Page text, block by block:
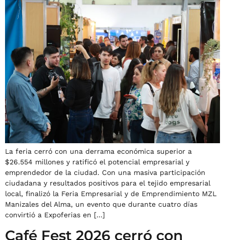
La feria cerró con una derrama económica superior a
$26.554 millones y ratificó el potencial empresarial y
emprendedor de la ciudad. Con una masiva participación
ciudadana y resultados positivos para el tejido empresarial
local, finalizó la Feria Empresarial y de Emprendimiento MZL
Manizales del Alma, un evento que durante cuatro días
convirtió a Expoferias en […]
Café Fest 2026 cerró con